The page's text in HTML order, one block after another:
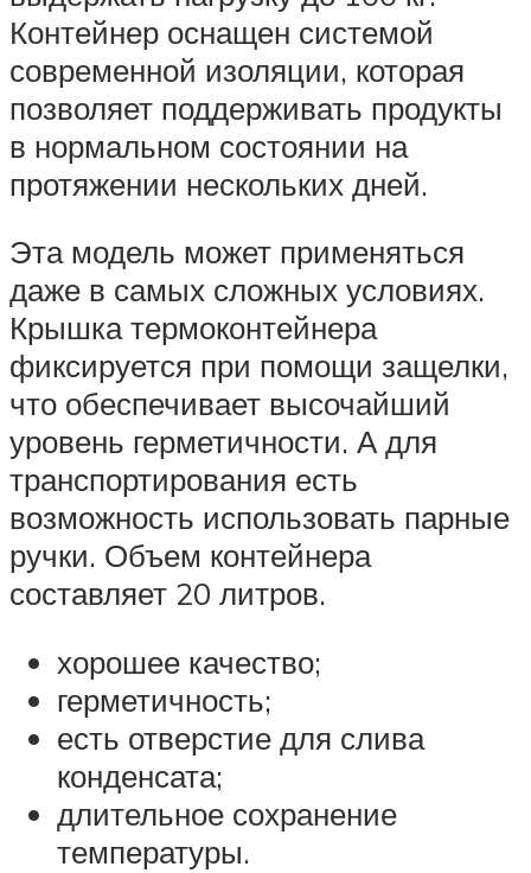
Контейнер оснащен системой
современной изоляции, которая
позволяет поддерживать продукты
в нормальном состоянии на
протяжении нескольких дней.
Эта модель может применяться
даже в самых сложных условиях.
Крышка термоконтейнера
фиксируется при помощи защелки,
что обеспечивает высочайший
уровень герметичности. А для
транспортирования есть
возможность использовать парные
ручки. Объем контейнера
составляет 20 литров.
хорошее качество;
герметичность;
есть отверстие для слива
конденсата;
длительное сохранение
температуры.